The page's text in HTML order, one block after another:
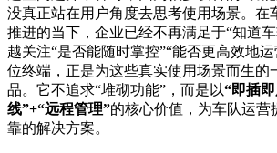
没真正站在用户角度去思考使用场景。 在
推进的当下，企业已经不再满足于“知道
越关注“是否能随时掌控”“能否更高效地
位终端，正是为这些真实使用场景而生的
品。它不追求“堆砌功能”，而是以“即插
线”+“远程管理”的核心价值，为车队运营
靠的解决方案。